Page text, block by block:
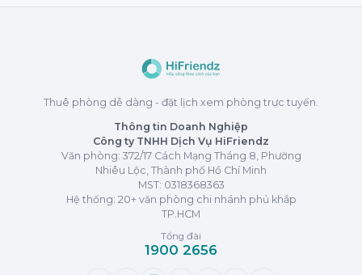
Thuê phòng dễ dàng - đặt lịch xem phòng trực tuyến.
Thông tin Doanh Nghiệp
Công ty TNHH Dịch Vụ HiFriendz
Văn phòng: 372/17 Cách Mạng Tháng 8, Phường
Nhiêu Lộc, Thành phố Hồ Chí Minh
MST: 0318368363
Hệ thống: 20+ văn phòng chi nhánh phủ khắp
TP.HCM
Tổng đài
1900 2656